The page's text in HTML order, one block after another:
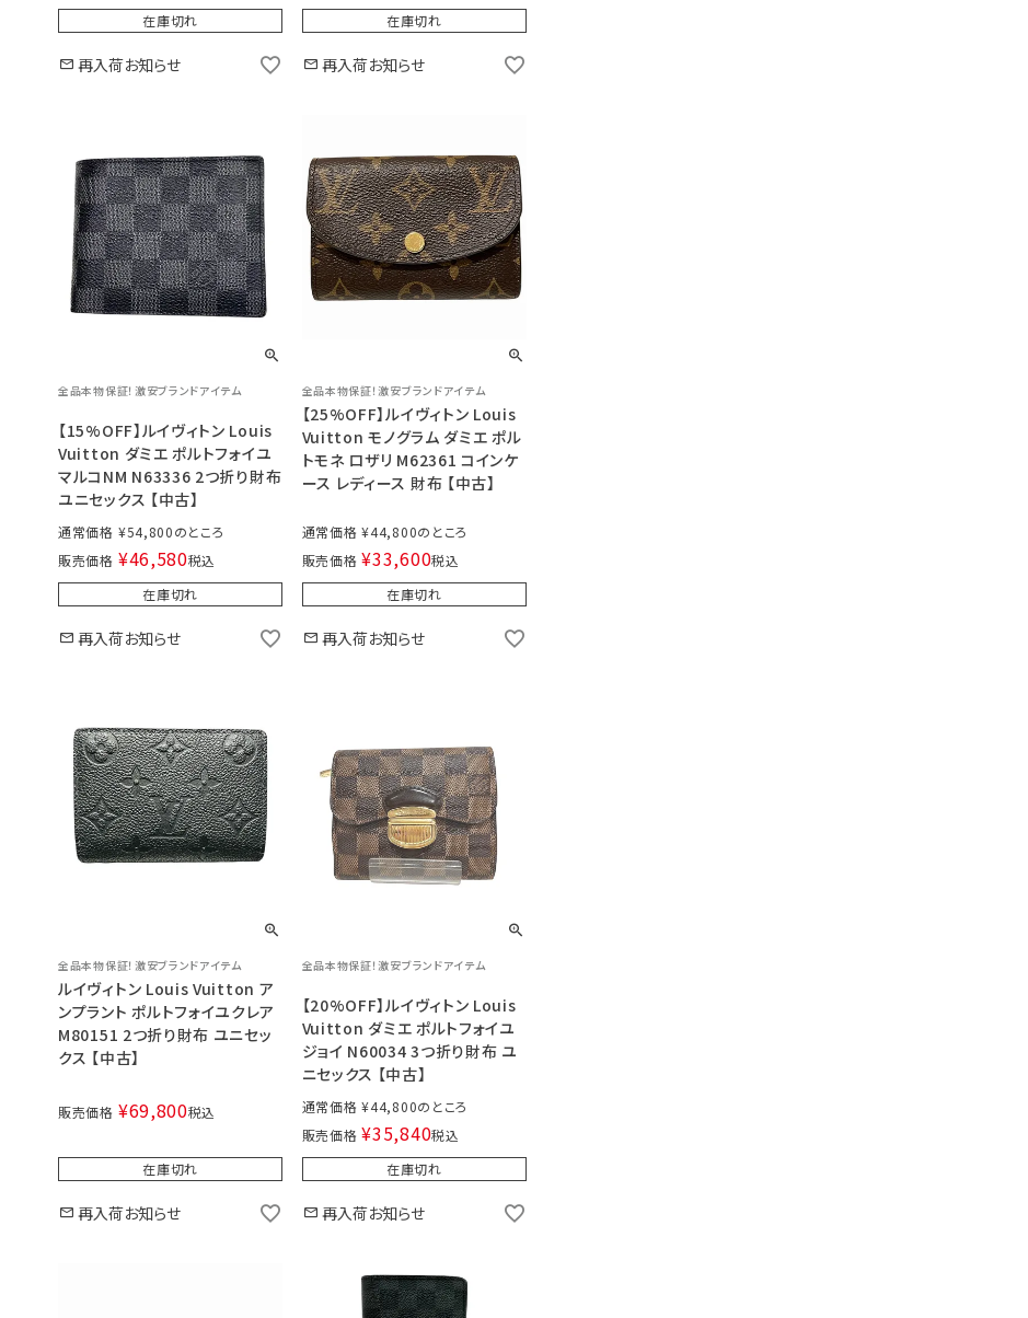
在庫切れ
再入荷お知らせ
在庫切れ
再入荷お知らせ
全品本物保証！激安ブランドアイテム
【15%OFF】ルイヴィトン Louis
Vuitton ダミエ ポルトフォイユ
マルコNM N63336 2つ折り財布
ユニセックス 【中古】
通常価格 ¥54,800
販売価格 ¥46,580税込
在庫切れ
再入荷お知らせ
全品本物保証！激安ブランドアイテム
【25%OFF】ルイヴィトン Louis
Vuitton モノグラム ダミエ ポル
トモネ ロザリ M62361 コインケ
ース レディース 財布 【中古】
通常価格 ¥44,800
販売価格 ¥33,600税込
在庫切れ
再入荷お知らせ
全品本物保証！激安ブランドアイテム
ルイヴィトン Louis Vuitton ア
ンプラント ポルトフォイユクレア
M80151 2つ折り財布 ユニセッ
クス 【中古】
販売価格 ¥69,800税込
在庫切れ
再入荷お知らせ
全品本物保証！激安ブランドアイテム
【20%OFF】ルイヴィトン Louis
Vuitton ダミエ ポルトフォイユ
ジョイ N60034 3つ折り財布 ユ
ニセックス 【中古】
通常価格 ¥44,800
販売価格 ¥35,840税込
在庫切れ
再入荷お知らせ